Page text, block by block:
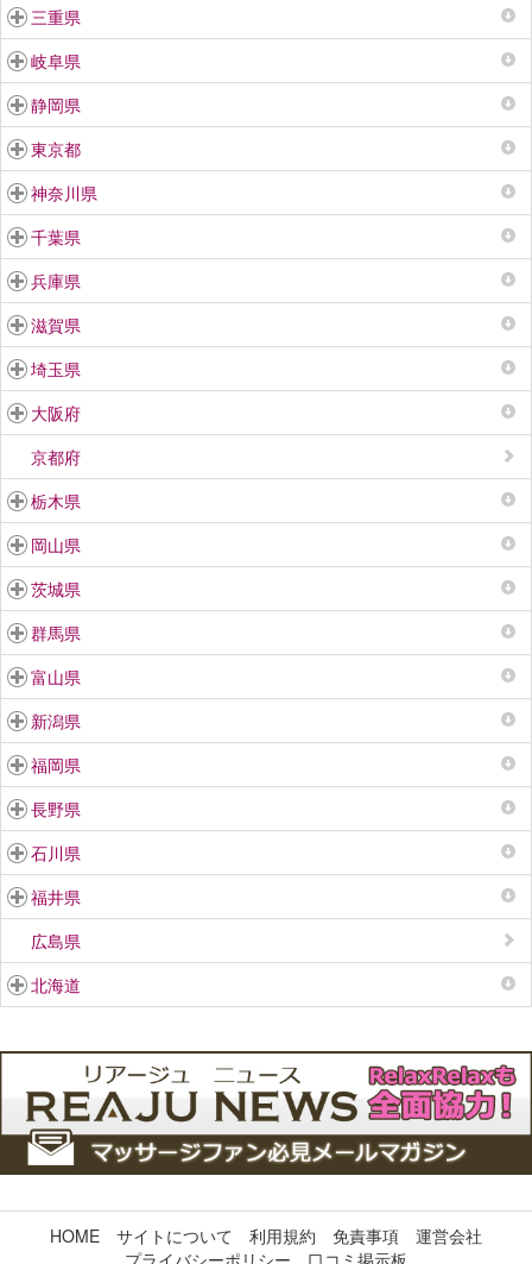
三重県
岐阜県
静岡県
東京都
神奈川県
千葉県
兵庫県
滋賀県
埼玉県
大阪府
京都府
栃木県
岡山県
茨城県
群馬県
富山県
新潟県
福岡県
長野県
石川県
福井県
広島県
北海道
HOME サイトについて 利用規約 免責事項
運営会社